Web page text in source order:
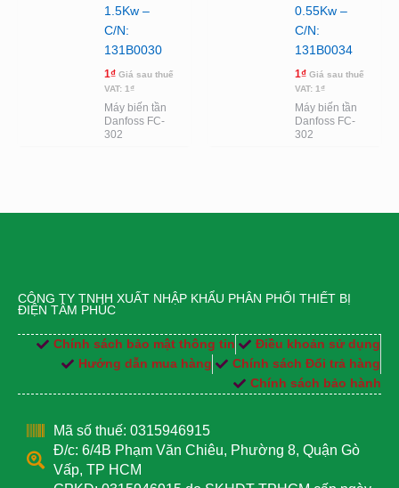
1.5Kw –
C/N:
131B0030
1₫ Giá sau thuế
VAT: 1₫
Máy biến tần
Danfoss FC-
302
0.55Kw –
C/N:
131B0034
1₫ Giá sau thuế
VAT: 1₫
Máy biến tần
Danfoss FC-
302
CÔNG TY TNHH XUẤT NHẬP KHẨU PHÂN PHỐI THIẾT BỊ
ĐIỆN TÂM PHÚC
Chính sách bảo mật thông tin
Điều khoản sử dụng
Hướng dẫn mua hàng
Chính sách Đổi trả hàng
Chính sách bảo hành
Mã số thuế: 0315946915
Đ/c: 6/4B Phạm Văn Chiêu, Phường 8, Quận Gò
Vấp, TP HCM